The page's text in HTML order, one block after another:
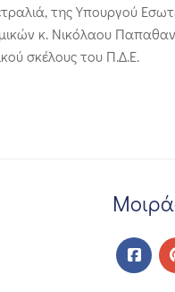
της Υπουργού
κ. Νικόλαου
σκέλους του Π.Δ.Ε.